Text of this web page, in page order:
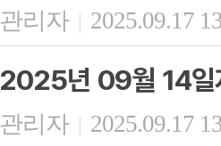
관리자 | 2025.09.17
2025년 09월 14일
관리자 | 2025.09.17